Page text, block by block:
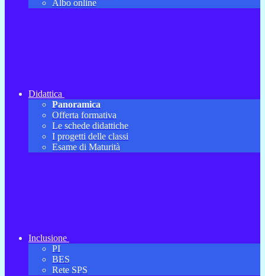
Albo online
Didattica
Panoramica
Offerta formativa
Le schede didattiche
I progetti delle classi
Esame di Maturità
Inclusione
PI
BES
Rete SPS